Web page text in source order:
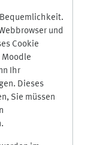
und
Cookie
Moodle
Ihr
Dieses
Sie müssen